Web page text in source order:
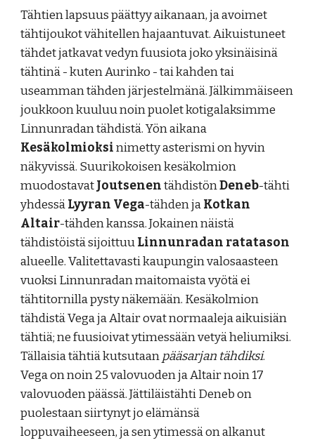
Tähtien lapsuus päättyy aikanaan, ja avoimet
tähtijoukot vähitellen hajaantuvat. Aikuistuneet
tähdet jatkavat vedyn fuusiota joko yksinäisinä
tähtinä - kuten Aurinko - tai kahden tai
useamman tähden järjestelmänä. Jälkimmäiseen
joukkoon kuuluu noin puolet kotigalaksimme
Linnunradan tähdistä.Yön aikana
Kesäkolmioksinimetty asterismi on hyvin
näkyvissä. Suurikokoisenkesäkolmion
muodostavatJoutsenentähdistönDeneb-tähti
yhdessäLyyran Vega-tähdenjaKotkan
Altair-tähden kanssa.Jokainen näistä
tähdistöistä sijoittuuLinnunradan ratatason
alueelle. Valitettavasti kaupungin valosaasteen
vuoksi Linnunradan maitomaista vyötä ei
tähtitornilla pysty näkemään. Kesäkolmion
tähdistä Vega ja Altair ovatnormaaleja aikuisiän
tähtiä; ne fuusioivat ytimessään vetyä heliumiksi.
Tällaisia tähtiä kutsutaan pääsarjan tähdiksi.
Vega on noin 25 valovuoden ja Altair noin 17
valovuoden päässä. Jättiläistähti Deneb on
puolestaan siirtynyt jo elämänsä
loppuvaiheeseen, ja sen ytimessä on alkanut